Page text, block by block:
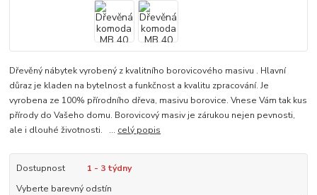
Dřevěný nábytek vyrobený z kvalitního borovicového masivu . Hlavní
důraz je kladen na bytelnost a funkčnost a kvalitu zpracování. Je
vyrobena ze 100% přírodního dřeva, masivu borovice. Vnese Vám tak kus
přírody do Vašeho domu. Borovicový masiv je zárukou nejen pevnosti,
ale i dlouhé životnosti. ... celý popis
Dostupnost
1 - 3 týdny
Vyberte barevný odstín